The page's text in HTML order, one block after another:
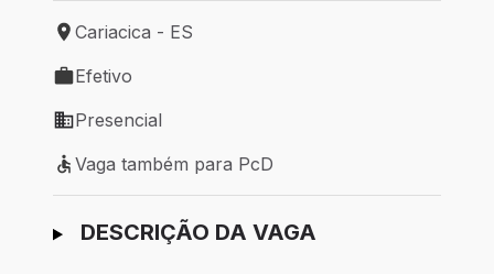
Local de trabalho: Cariacica - ES
Cariacica - ES
Tipo de vaga: Efetivo
Efetivo
Modelo de trabalho: Presencial
Presencial
Vaga também para PcD
Vaga também para PcD
Ir para candidatura
DESCRIÇÃO DA VAGA